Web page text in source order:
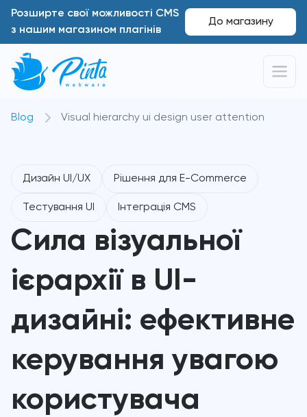
Розширте свої можливості CMS
з нашим магазином плагінів
До магазину
Blog Visual hierarchy ui design user attention
Дизайн UI/UX Рішення для E-Commerce
Тестування UI Інтеграція CMS
Сила візуальної
ієрархії в UI-
дизайні: ефективне
керування увагою
користувача